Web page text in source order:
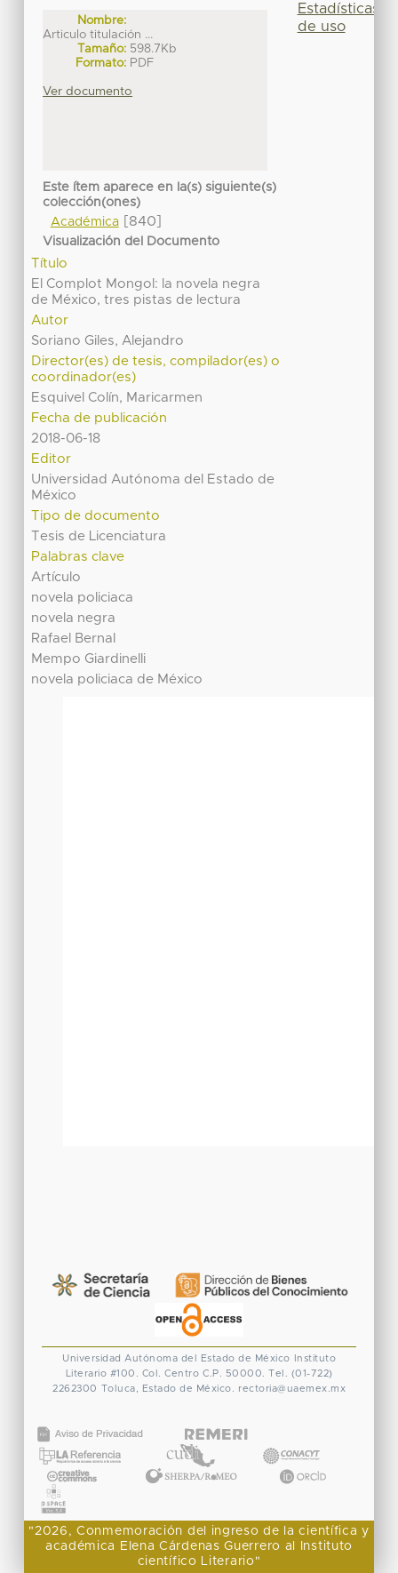
Nombre:
Articulo titulación ...
Tamaño: 598.7Kb
Formato: PDF
Ver documento
Este ítem aparece en la(s) siguiente(s)
colección(ones)
Académica[840]
Visualización del Documento
Título
El Complot Mongol: la novela negra
de México, tres pistas de lectura
Autor
Soriano Giles, Alejandro
Director(es) de tesis, compilador(es) o
coordinador(es)
Esquivel Colín, Maricarmen
Fecha de publicación
2018-06-18
Editor
Universidad Autónoma del Estado de
México
Tipo de documento
Tesis de Licenciatura
Palabras clave
Artículo
novela policiaca
novela negra
Rafael Bernal
Mempo Giardinelli
novela policiaca de México
Estadísticas
de uso
Universidad Autónoma del Estado de México
Instituto
Literario #100. Col. Centro C.P. 50000. Tel. (01-722)
2262300 Toluca, Estado de México. rectoria@uaemex.mx
"2026, Conmemoración del ingreso de la científica y
académica Elena Cárdenas Guerrero al Instituto
científico Literario"